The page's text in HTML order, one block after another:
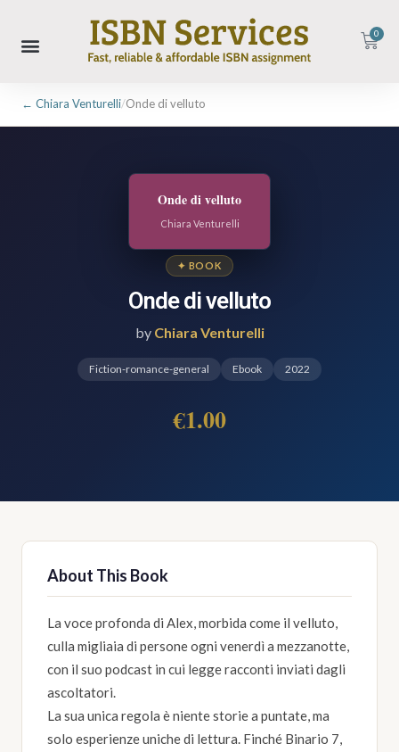
0
← Chiara Venturelli/Onde di velluto
Onde di velluto
Chiara Venturelli
✦ BOOK
Onde di velluto
by Chiara Venturelli
Fiction-romance-general Ebook 2022
€1.00
About This Book
La voce profonda di Alex, morbida come il velluto,
culla migliaia di persone ogni venerdì a mezzanotte,
con il suo podcast in cui legge racconti inviati dagli
ascoltatori.
La sua unica regola è niente storie a puntate, ma
solo esperienze uniche di lettura. Finché Binario 7,